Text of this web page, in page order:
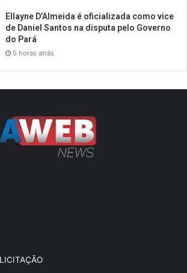
Ellayne D’Almeida é oficializada como vice
de Daniel Santos na disputa pelo Governo
do Pará
5 horas atrás